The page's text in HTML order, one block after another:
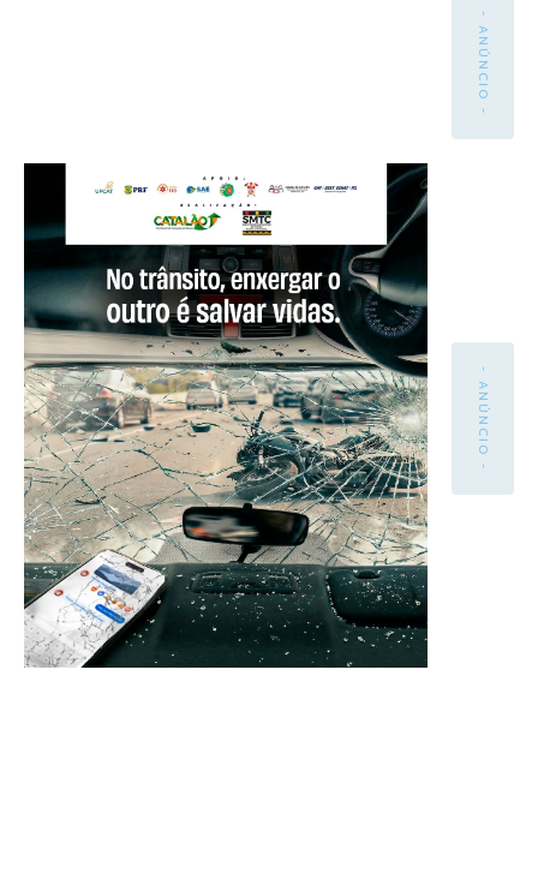
- ANÚNCIO -
- ANÚNCIO -